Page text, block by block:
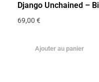
Django Unchained –
69,00 €
Ajouter au panier